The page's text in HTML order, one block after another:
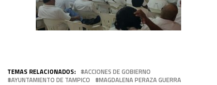
TEMAS RELACIONADOS:
ACCIONES DE GOBIERNO
AYUNTAMIENTO DE TAMPICO
MAGDALENA PERAZA GUERRA